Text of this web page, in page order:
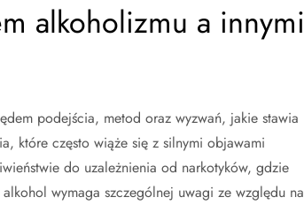
alkoholizmu a innymi
podejścia, metod oraz wyzwań, jakie stawia
które często wiąże się z silnymi objawami
do uzależnienia od narkotyków, gdzie
wymaga szczególnej uwagi ze względu na